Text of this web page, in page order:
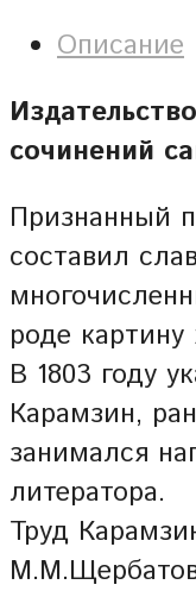
Описание
сочинений
Признанный
составил
роде
В 1803 году
Карамзин,
занимался
литератора.
Труд